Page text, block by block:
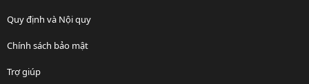
Quy định và Nội quy
Chính sách bảo mật
Trợ giúp